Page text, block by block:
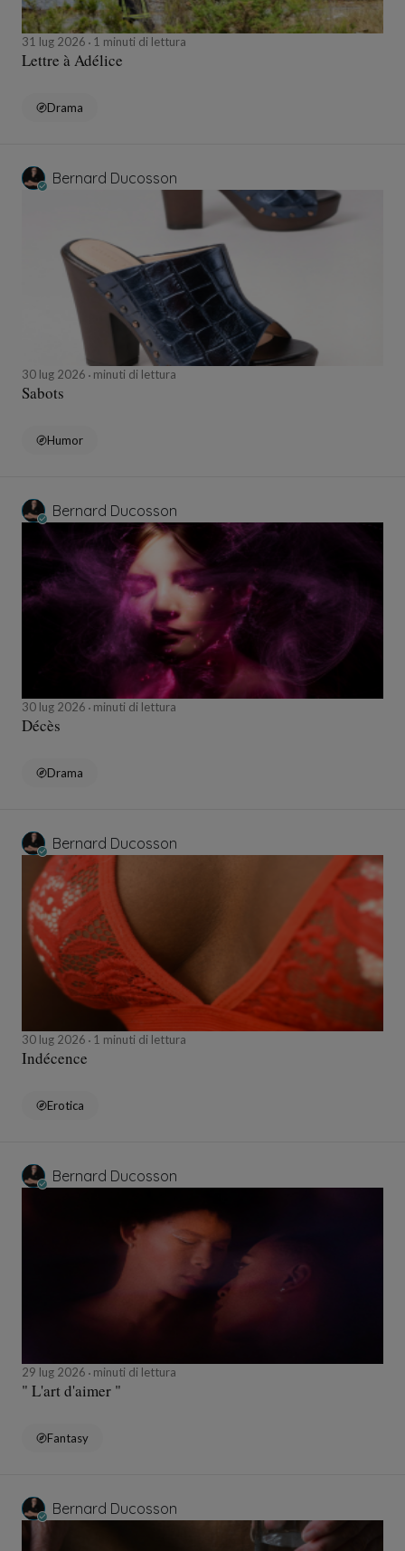
31 lug 2026 1 minuti di lettura
Lettre à Adélice
Drama
Bernard Ducosson
30 lug 2026 minuti di lettura
Sabots
Humor
Bernard Ducosson
30 lug 2026 minuti di lettura
Décès
Drama
Bernard Ducosson
30 lug 2026 1 minuti di lettura
Indécence
Erotica
Bernard Ducosson
29 lug 2026 minuti di lettura
" L'art d'aimer "
Fantasy
Bernard Ducosson